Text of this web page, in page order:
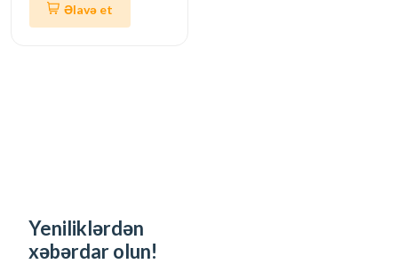
Əlavə et
Yeniliklərdən
xəbərdar olun!